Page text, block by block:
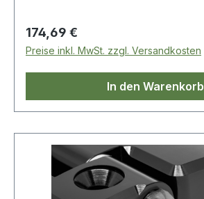
Regulärer Preis:
174,69 €
Preise inkl. MwSt. zzgl. Versandkosten
In den Warenkorb